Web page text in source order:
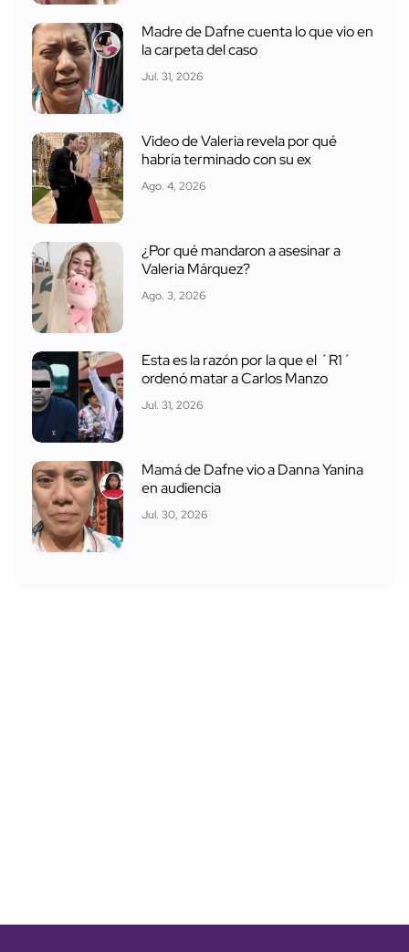
Madre de Dafne cuenta lo que vio en
la carpeta del caso
Jul. 31, 2026
Video de Valeria revela por qué
habría terminado con su ex
Ago. 4, 2026
¿Por qué mandaron a asesinar a
Valeria Márquez?
Ago. 3, 2026
Esta es la razón por la que el ´R1´
ordenó matar a Carlos Manzo
Jul. 31, 2026
Mamá de Dafne vio a Danna Yanina
en audiencia
Jul. 30, 2026